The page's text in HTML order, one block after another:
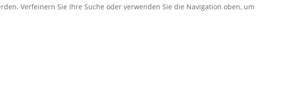
Verfeinern Sie Ihre Suche oder verwenden Sie die Navigation oben, um